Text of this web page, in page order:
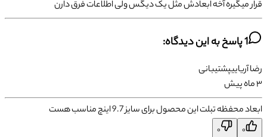
قرار میگیره آخه ابعادش مثل یک دیگس ولی اطلاعات فرق دارن
1پاسخ به این دیدگاه:
رضاآریاییپشتیبانی
۳ ماه پیش
ابعاد محفظه تبلت این محصول برای سایز 9.7 اینچ مناسب هست
۰
۰